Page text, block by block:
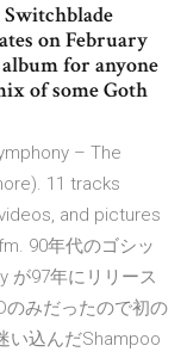
on February
for anyone
of some Goth
– The
11 tracks
and pictures
90年代のゴシッ
が97年にリリース
のみだったので初の
い込んだShampoo